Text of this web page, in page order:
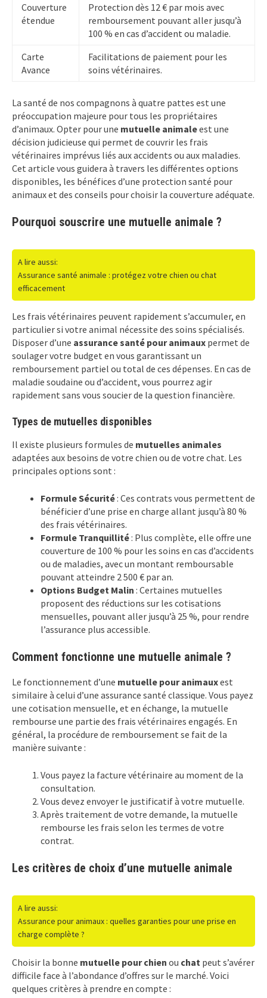
Couverture
étendue
Protection dès 12 € par mois avec
remboursement pouvant aller jusqu’à
100 % en cas d’accident ou maladie.
Carte
Avance
Facilitations de paiement pour les
soins vétérinaires.
La santé de nos compagnons à quatre pattes est une
préoccupation majeure pour tous les propriétaires
d’animaux. Opter pour une mutuelle animaleest une
décision judicieuse qui permet de couvrir les frais
vétérinaires imprévus liés aux accidents ou aux maladies.
Cet article vous guidera à travers les différentes options
disponibles, les bénéfices d’une protection santé pour
animaux et des conseils pour choisir la couverture adéquate.
Pourquoi souscrire une mutuelle animale ?
A lire aussi:
Assurance santé animale : protégez votre chien ou chat
efficacement
Les frais vétérinaires peuvent rapidement s’accumuler, en
particulier si votre animal nécessite des soins spécialisés.
Disposer d’une assurance santé pour animaux permet de
soulager votre budget en vous garantissant un
remboursement partiel ou total de ces dépenses. En cas de
maladie soudaine ou d’accident, vous pourrez agir
rapidement sans vous soucier de la question financière.
Types de mutuelles disponibles
Il existe plusieurs formules de mutuelles animales
adaptées aux besoins de votre chien ou de votre chat. Les
principales options sont :
Formule Sécurité: Ces contrats vous permettent de
bénéficier d’une prise en charge allant jusqu’à 80 %
des frais vétérinaires.
Formule Tranquillité: Plus complète, elle offre une
couverture de 100 % pour les soins en cas d’accidents
ou de maladies, avec un montant remboursable
pouvant atteindre 2 500 € par an.
Options Budget Malin : Certaines mutuelles
proposent des réductions sur les cotisations
mensuelles, pouvant aller jusqu’à 25 %, pour rendre
l’assurance plus accessible.
Comment fonctionne une mutuelle animale ?
Le fonctionnement d’une mutuelle pour animauxest
similaire à celui d’une assurance santé classique. Vous payez
une cotisation mensuelle, et en échange, la mutuelle
rembourse une partie des frais vétérinaires engagés. En
général, la procédure de remboursement se fait de la
manière suivante :
Vous payez la facture vétérinaire au moment de la
consultation.
Vous devez envoyer le justificatif à votre mutuelle.
Après traitement de votre demande, la mutuelle
rembourse les frais selon les termes de votre
contrat.
Les critères de choix d’une mutuelle animale
A lire aussi:
Assurance pour animaux : quelles garanties pour une prise en
charge complète ?
Choisir la bonne mutuelle pour chien ou chat peut s’avérer
difficile face à l’abondance d’offres sur le marché. Voici
quelques critères à prendre en compte :